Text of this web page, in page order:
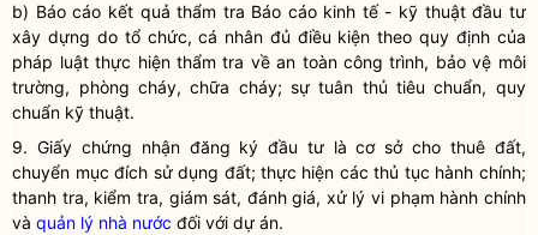
b) Báo cáo kết quả thẩm tra Báo cáo kinh tế - kỹ thuật đầu tư
xây dựng do tổ chức, cá nhân đủ điều kiện theo quy định của
pháp luậtthực hiện thẩm tra về an toàn công trình, bảo vệ môi
trường, phòng cháy, chữa cháy; sự tuân thủ tiêu chuẩn, quy
chuẩn kỹ thuật.
9.Giấy chứng nhận đăng ký đầu tưlà cơ sở cho thuê đất,
chuyển mục đích sử dụng đất; thực hiện các thủ tục hành chính;
thanh tra, kiểm tra, giám sát, đánh giá, xử lý vi phạm hành chính
vàquản lý nhà nước đối với dự án.